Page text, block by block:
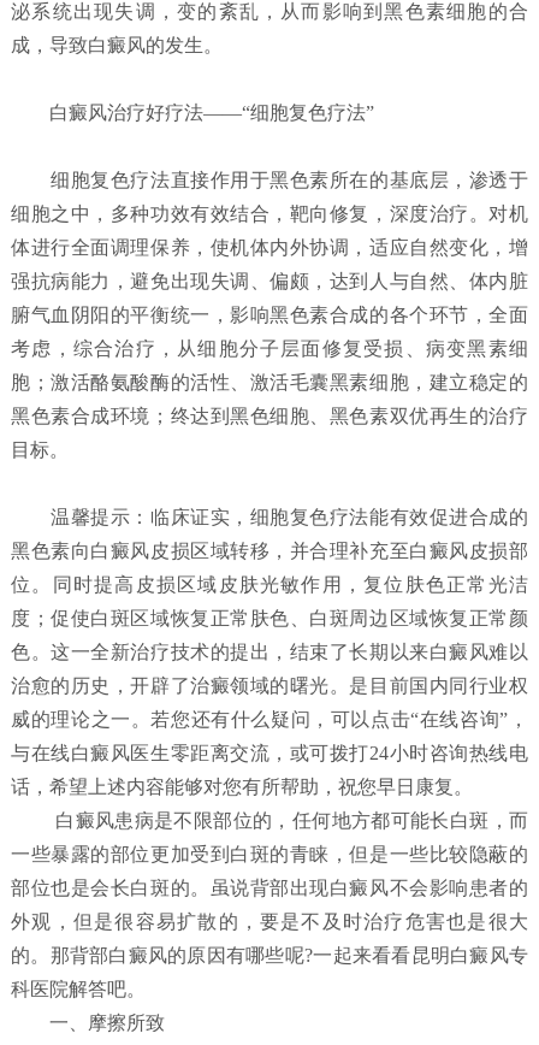
泌系统出现失调，变的紊乱，从而影响到黑色素细胞的合
成，导致白癜风的发生。
白癜风治疗好疗法——“细胞复色疗法”
细胞复色疗法直接作用于黑色素所在的基底层，渗透于
细胞之中，多种功效有效结合，靶向修复，深度治疗。对机
体进行全面调理保养，使机体内外协调，适应自然变化，增
强抗病能力，避免出现失调、偏颇，达到人与自然、体内脏
腑气血阴阳的平衡统一，影响黑色素合成的各个环节，全面
考虑，综合治疗，从细胞分子层面修复受损、病变黑素细
胞；激活酪氨酸酶的活性、激活毛囊黑素细胞，建立稳定的
黑色素合成环境；终达到黑色细胞、黑色素双优再生的治疗
目标。
温馨提示：临床证实，细胞复色疗法能有效促进合成的
黑色素向白癜风皮损区域转移，并合理补充至白癜风皮损部
位。同时提高皮损区域皮肤光敏作用，复位肤色正常光洁
度；促使白斑区域恢复正常肤色、白斑周边区域恢复正常颜
色。这一全新治疗技术的提出，结束了长期以来白癜风难以
治愈的历史，开辟了治癜领域的曙光。是目前国内同行业权
威的理论之一。若您还有什么疑问，可以点击“在线咨询”，
与在线白癜风医生零距离交流，或可拨打24小时咨询热线电
话，希望上述内容能够对您有所帮助，祝您早日康复。
白癜风患病是不限部位的，任何地方都可能长白斑，而
一些暴露的部位更加受到白斑的青睐，但是一些比较隐蔽的
部位也是会长白斑的。虽说背部出现白癜风不会影响患者的
外观，但是很容易扩散的，要是不及时治疗危害也是很大
的。那背部白癜风的原因有哪些呢?一起来看看昆明白癜风专
科医院解答吧。
一、摩擦所致